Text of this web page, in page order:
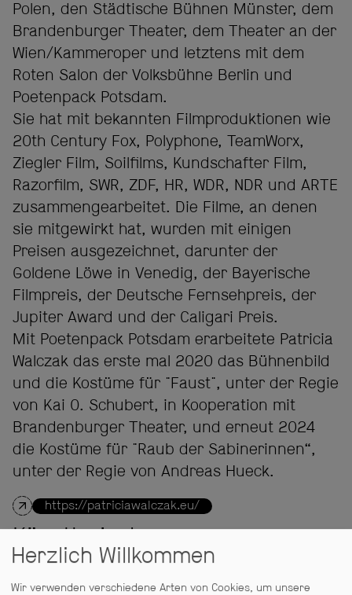
Polen, den Städtische Bühnen Münster, dem
Brandenburger Theater, dem Theater an der
Wien/Kammeroper und letztens mit dem
Roten Salon der Volksbühne Berlin und
Poetenpack Potsdam.
Sie hat mit bekannten Filmproduktionen wie
20th Century Fox, Polyphone, TeamWorx,
Ziegler Film, Soilfilms, Kundschafter Film,
Razorfilm, SWR, ZDF, HR, WDR, NDR und ARTE
zusammengearbeitet. Die Filme, an denen
sie mitgewirkt hat, wurden mit einigen
Preisen ausgezeichnet, darunter der
Goldene Löwe in Venedig, der Bayerische
Filmpreis, der Deutsche Fernsehpreis, der
Jupiter Award und der Caligari Preis.
Mit Poetenpack Potsdam erarbeitete Patricia
Walczak das erste mal 2020 das Bühnenbild
und die Kostüme für "Faust", unter der Regie
von Kai O. Schubert, in Kooperation mit
Brandenburger Theater, und erneut 2024
die Kostüme für "Raub der Sabinerinnen“,
unter der Regie von Andreas Hueck.
https://patriciawalczak.eu/
Künstlerische
Beteiligung:
Herzlich Willkommen
Wir verwenden verschiedene Arten von Cookies, um unsere